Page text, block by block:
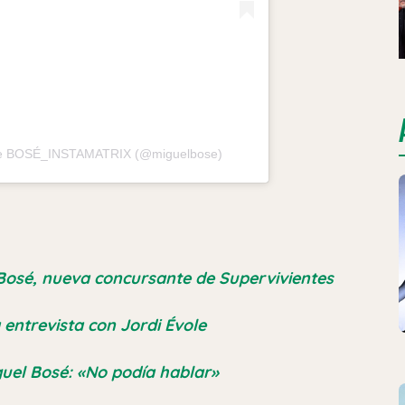
(@miguelbose)
nueva concursante de Supervivientes
con Jordi Évole
Bosé: «No podía hablar»